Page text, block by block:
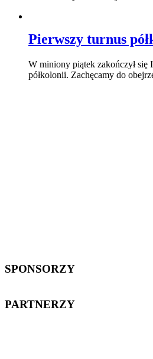
Pierwszy turnus
W miniony piątek zakończył się
półkolonii. Zachęcamy do
SPONSORZY
PARTNERZY